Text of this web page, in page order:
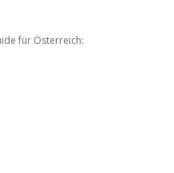
für Österreich: